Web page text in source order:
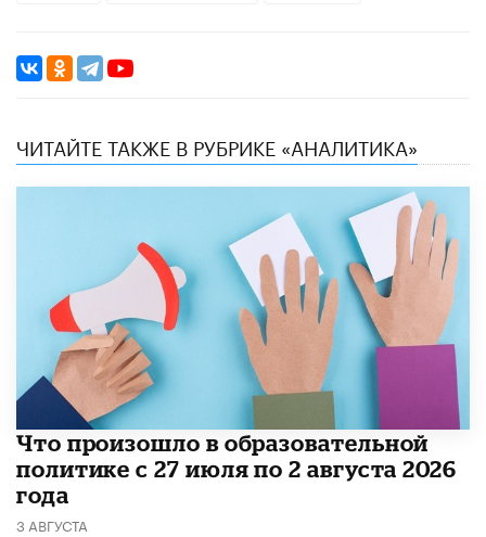
ЧИТАЙТЕ ТАКЖЕ В РУБРИКЕ «АНАЛИТИКА»
​Что произошло в образовательной
политике с 27 июля по 2 августа 2026
года
3 АВГУСТА